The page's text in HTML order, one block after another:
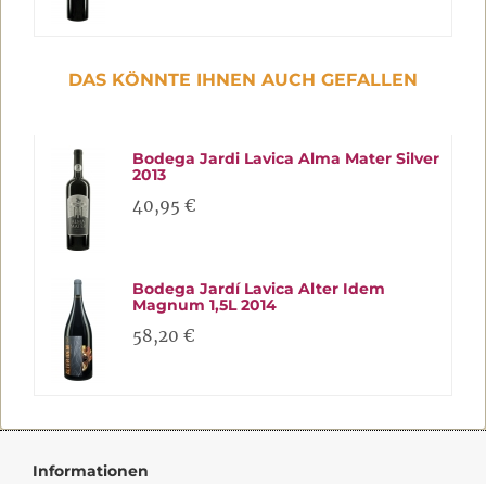
DAS KÖNNTE IHNEN AUCH GEFALLEN
Bodega Jardi Lavica Alma Mater Silver
2013
40,95 €
Bodega Jardí Lavica Alter Idem
Magnum 1,5L 2014
58,20 €
Informationen